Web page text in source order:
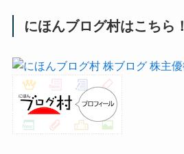
にほんブログ村はこちら！